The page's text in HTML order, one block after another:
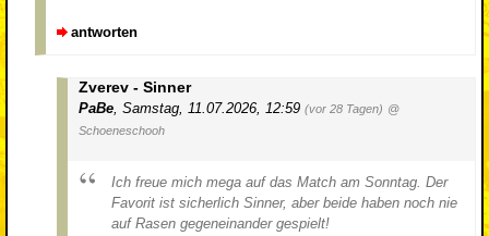
antworten
Zverev - Sinner
PaBe, Samstag, 11.07.2026, 12:59 (vor 28 Tagen) @
Schoeneschooh
Ich freue mich mega auf das Match am Sonntag. Der
Favorit ist sicherlich Sinner, aber beide haben noch nie
auf Rasen gegeneinander gespielt!